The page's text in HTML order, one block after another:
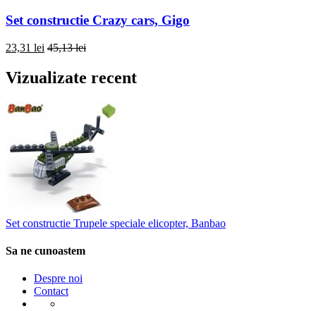
Set constructie Crazy cars, Gigo
23,31 lei 45,13 lei
Vizualizate recent
Set constructie Trupele speciale elicopter, Banbao
Sa ne cunoastem
Despre noi
Contact